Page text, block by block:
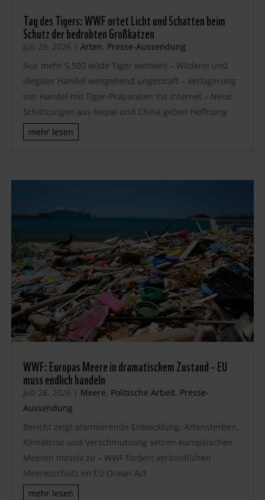
Tag des Tigers: WWF ortet Licht und Schatten beim
Schutz der bedrohten Großkatzen
Juli 29, 2026 | Arten, Presse-Aussendung
Nur mehr 5.500 wilde Tiger weltweit – Wilderei und
illegaler Handel weitgehend ungestraft – Verlagerung
von Handel mit Tiger-Präparaten ins Internet – Neue
Schätzungen aus Nepal und China geben Hoffnung
mehr lesen
WWF: Europas Meere in dramatischem Zustand – EU
muss endlich handeln
Juli 28, 2026 | Meere, Politische Arbeit, Presse-
Aussendung
Bericht zeigt alarmierende Entwicklung: Artensterben,
Klimakrise und Verschmutzung setzen europäischen
Meeren massiv zu – WWF fordert verbindlichen
Meeresschutz im EU Ocean Act
mehr lesen